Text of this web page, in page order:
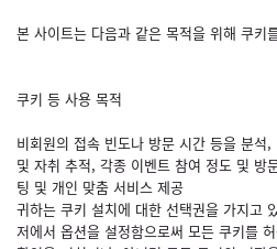
본 사이트는 다음과 같은 목적을 위해 쿠키
쿠키 등 사용 목적
비회원의 접속 빈도나 방문 시간 등을 분석
및 자취 추적, 각종 이벤트 참여 정도 및 방
팅 및 개인 맞춤 서비스 제공
귀하는 쿠키 설치에 대한 선택권을 가지고
저에서 옵션을 설정함으로써 모든 쿠키를